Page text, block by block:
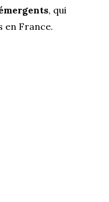
, qui
en France.